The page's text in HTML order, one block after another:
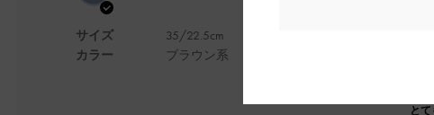
サイズ
カラー
35/22.5cm
ブラウン系
と